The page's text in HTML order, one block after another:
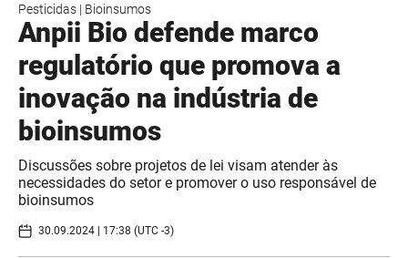
Pesticidas | Bioinsumos
Anpii Bio defende marco
regulatório que promova a
inovação na indústria de
bioinsumos
Discussões sobre projetos de lei visam atender às
necessidades do setor e promover o uso responsável de
bioinsumos
30.09.2024 | 17:38 (UTC -3)